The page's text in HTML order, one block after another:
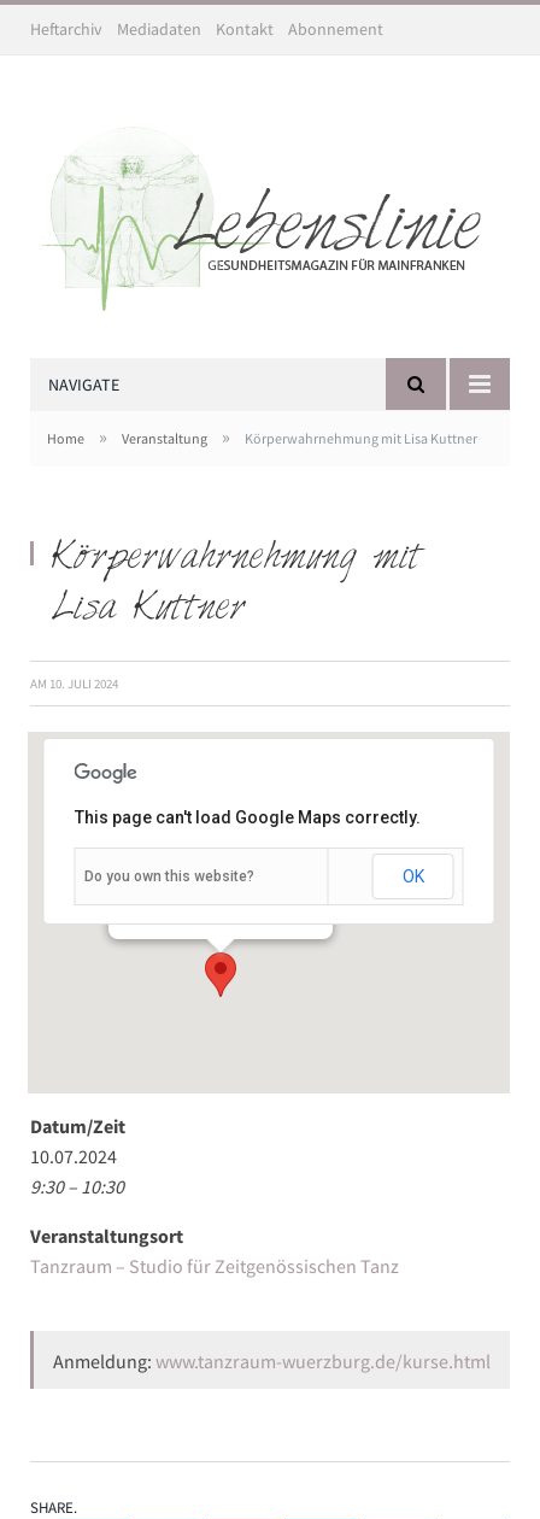
Heftarchiv Mediadaten Kontakt Abonnement
NAVIGATE
Home » Veranstaltung » Körperwahrnehmung mit Lisa Kuttner
Körperwahrnehmung mit
Lisa Kuttner
AM 10. JULI 2024
Veranstaltungen
This page can't load Google Maps correctly.
Do you own this website? OK
Datum/Zeit
10.07.2024
9:30 – 10:30
Veranstaltungsort
Tanzraum – Studio für Zeitgenössischen Tanz
Anmeldung: www.tanzraum-wuerzburg.de/kurse.html
SHARE.